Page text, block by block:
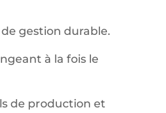
gestion durable.
à la fois le
de production et